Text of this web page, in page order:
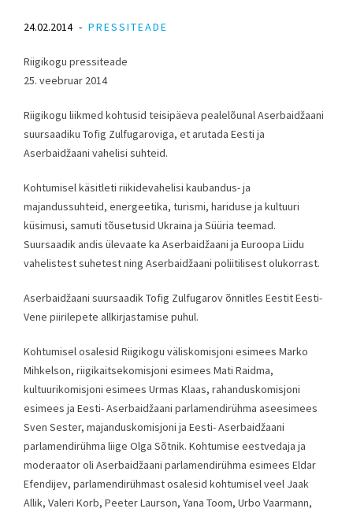
24.02.2014 PRESSITEADE
Riigikogu pressiteade
25. veebruar 2014
Riigikogu liikmed kohtusid teisipäeva pealelõunal Aserbaidžaani
suursaadiku Tofig Zulfugaroviga, et arutada Eesti ja
Aserbaidžaani vahelisi suhteid.
Kohtumisel käsitleti riikidevahelisi kaubandus- ja
majandussuhteid, energeetika, turismi, hariduse ja kultuuri
küsimusi, samuti tõusetusid Ukraina ja Süüria teemad.
Suursaadik andis ülevaate ka Aserbaidžaani ja Euroopa Liidu
vahelistest suhetest ning Aserbaidžaani poliitilisest olukorrast.
Aserbaidžaani suursaadik Tofig Zulfugarov õnnitles Eestit Eesti-
Vene piirilepete allkirjastamise puhul.
Kohtumisel osalesid Riigikogu väliskomisjoni esimees Marko
Mihkelson, riigikaitsekomisjoni esimees Mati Raidma,
kultuurikomisjoni esimees Urmas Klaas, rahanduskomisjoni
esimees ja Eesti- Aserbaidžaani parlamendirühma aseesimees
Sven Sester, majanduskomisjoni ja Eesti- Aserbaidžaani
parlamendirühma liige Olga Sõtnik. Kohtumise eestvedaja ja
moderaator oli Aserbaidžaani parlamendirühma esimees Eldar
Efendijev, parlamendirühmast osalesid kohtumisel veel Jaak
Allik, Valeri Korb, Peeter Laurson, Yana Toom, Urbo Vaarmann,